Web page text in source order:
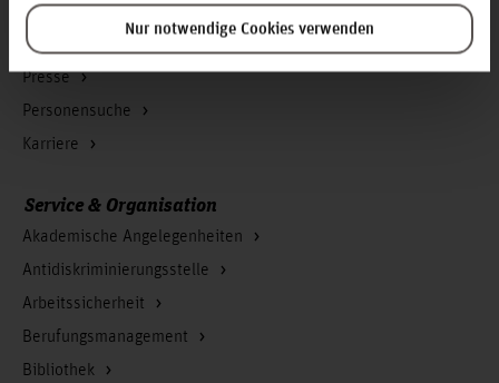
Nur notwendige Cookies verwenden
Kontakt und Anreise
Startseite Hochschule Hannover
Presse
Personensuche
Karriere
Service & Organisation
Akademische Angelegenheiten
Antidiskriminierungsstelle
Arbeitssicherheit
Berufungsmanagement
Bibliothek